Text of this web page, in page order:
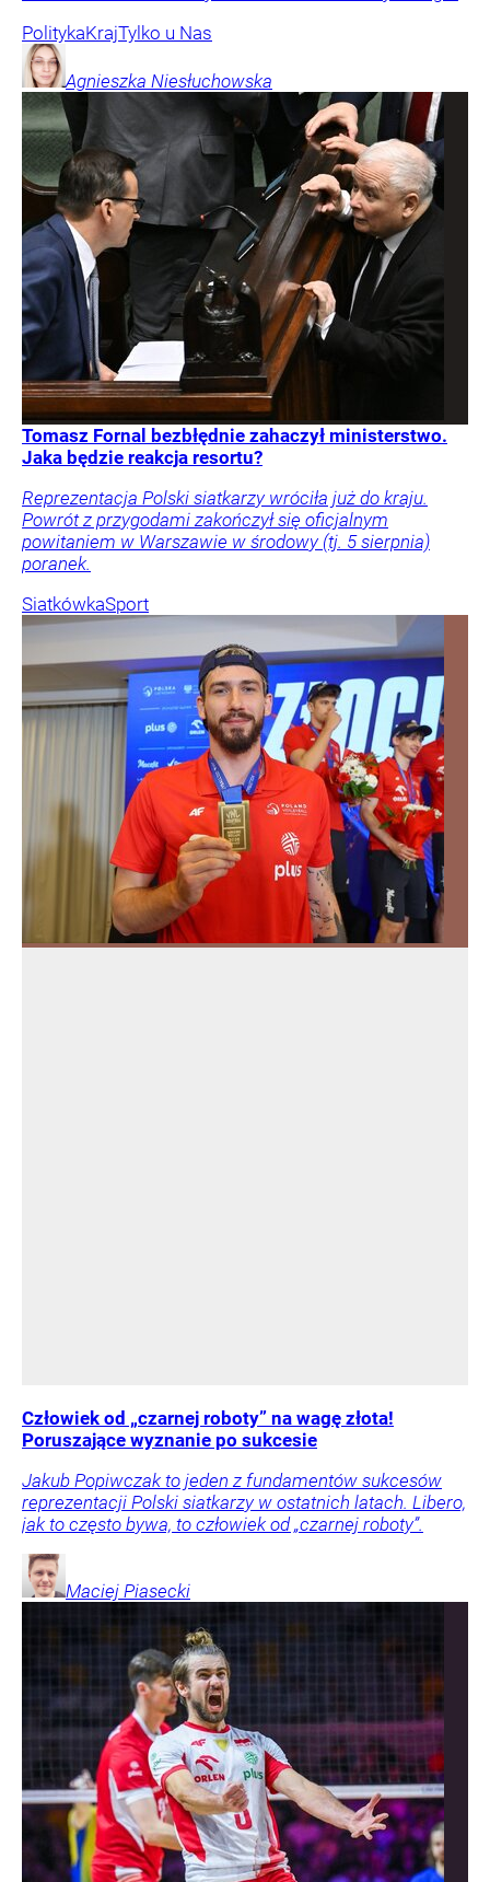
PolitykaKrajTylko u Nas
Agnieszka Niesłuchowska
Tomasz Fornal bezbłędnie zahaczył ministerstwo.
Jaka będzie reakcja resortu?
Reprezentacja Polski siatkarzy wróciła już do kraju.
Powrót z przygodami zakończył się oficjalnym
powitaniem w Warszawie w środowy (tj. 5 sierpnia)
poranek.
SiatkówkaSport
Człowiek od „czarnej roboty” na wagę złota!
Poruszające wyznanie po sukcesie
Jakub Popiwczak to jeden z fundamentów sukcesów
reprezentacji Polski siatkarzy w ostatnich latach. Libero,
jak to często bywa, to człowiek od „czarnej roboty”.
Maciej Piasecki